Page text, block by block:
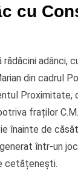
cu
adânci,
din cadrul
Proximitate,
fraților
înainte de
într-un
cetățenești.